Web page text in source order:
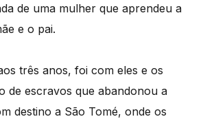
de uma mulher que aprendeu a
e o pai.
três anos, foi com eles e os
de escravos que abandonou a
destino a São Tomé, onde os